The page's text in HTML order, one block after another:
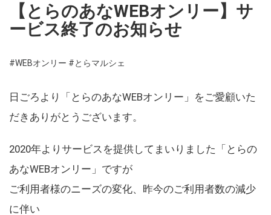
【とらのあなWEBオンリー】サ
ービス終了のお知らせ
#WEBオンリー #とらマルシェ
日ごろより「とらのあなWEBオンリー」をご愛顧いた
だきありがとうございます。
2020年よりサービスを提供してまいりました「とらの
あなWEBオンリー」ですが
ご利用者様のニーズの変化、昨今のご利用者数の減少
に伴い